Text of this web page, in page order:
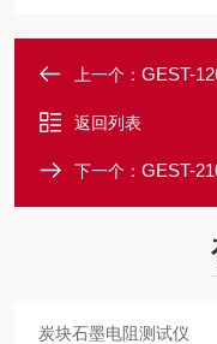
上一个： GEST-
返回列表
下一个： GEST-